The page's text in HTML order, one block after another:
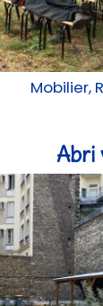
Mobilier,
Abri